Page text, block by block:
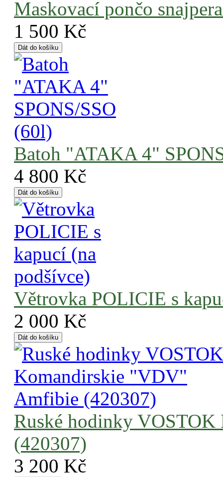
Maskovací pončo
1 500 Kč
Batoh "ATAKA 4"
4 800 Kč
Větrovka POLICIE s
2 000 Kč
Ruské hodinky
(420307)
3 200 Kč